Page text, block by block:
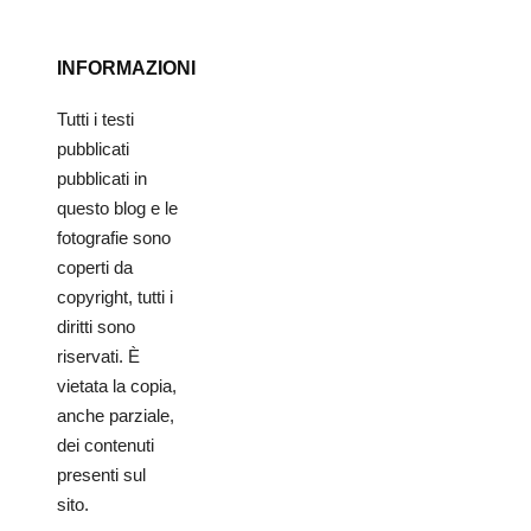
INFORMAZIONI
Tutti i testi
pubblicati
pubblicati in
questo blog e le
fotografie sono
coperti da
copyright, tutti i
diritti sono
riservati. È
vietata la copia,
anche parziale,
dei contenuti
presenti sul
sito.